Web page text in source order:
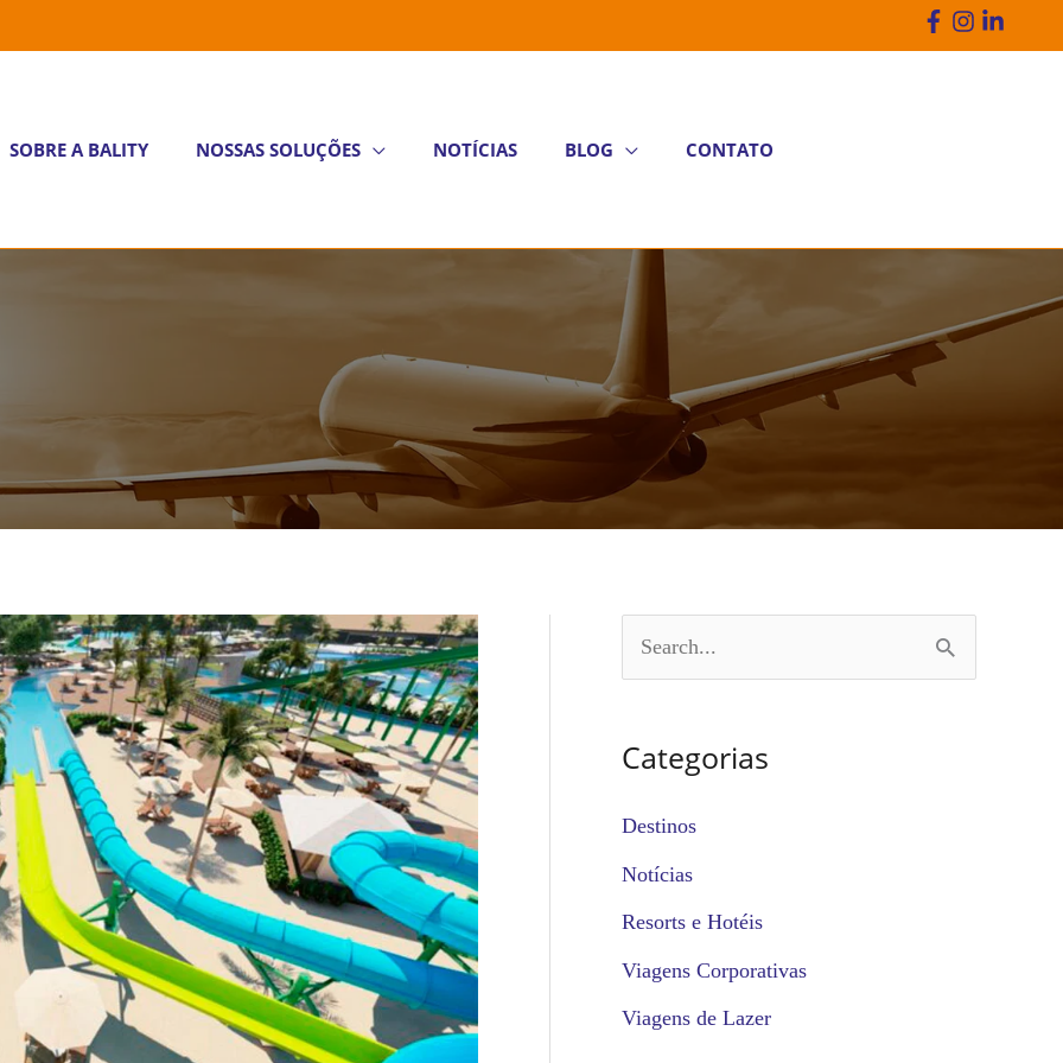
SOBRE A BALITY NOSSAS SOLUÇÕES NOTÍCIAS BLOG CONTATO
u
i
s
Categorias
Destinos
Notícias
Resorts e Hotéis
Viagens Corporativas
Viagens de Lazer